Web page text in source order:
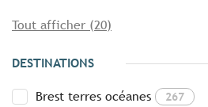
Tout afficher (20)
DESTINATIONS
Brest terres océanes 267